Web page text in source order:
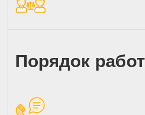
Порядок работ